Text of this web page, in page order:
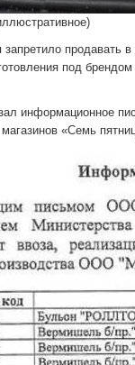
запретило
под
информационное
«Семь